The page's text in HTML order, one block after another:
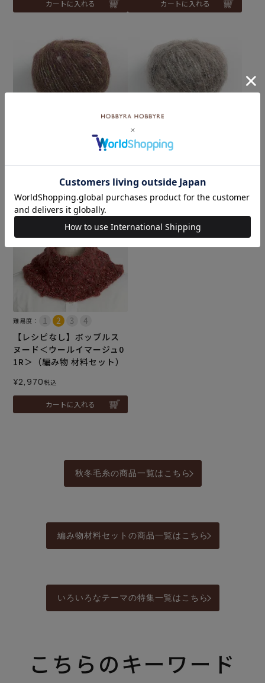
カートに入れる カートに入れる
ウールイマージュ col.04BR
¥1,485税込
カートに入れる
ウールイマージュ col.05GR
★
¥1,485税込
カートに入れる
難易度：
【レシピなし】ボッブルス
ヌード＜ウールイマージュ0
1R＞（編み物 材料セット）
¥2,970税込
カートに入れる
秋冬毛糸の商品一覧はこちら
編み物材料セットの商品一覧はこちら
いろいろなテーマの特集一覧はこちら
こちらのキーワード